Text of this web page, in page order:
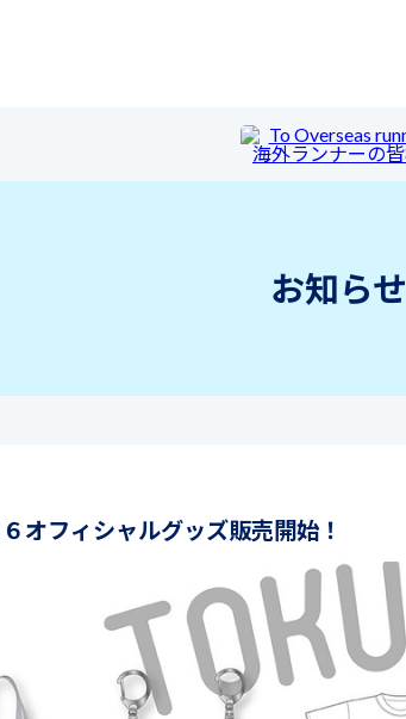
お知らせ
オフィシャルグッズ販売開始！